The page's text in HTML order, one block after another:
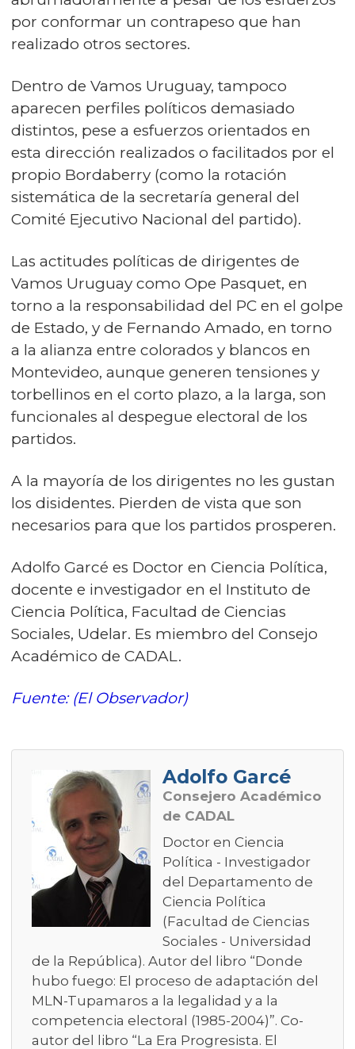
por conformar un contrapeso que han
realizado otros sectores.
Dentro de Vamos Uruguay, tampoco
aparecen perfiles políticos demasiado
distintos, pese a esfuerzos orientados en
esta dirección realizados o facilitados por el
propio Bordaberry (como la rotación
sistemática de la secretaría general del
Comité Ejecutivo Nacional del partido).
Las actitudes políticas de dirigentes de
Vamos Uruguay como Ope Pasquet, en
torno a la responsabilidad del PC en el golpe
de Estado, y de Fernando Amado, en torno
a la alianza entre colorados y blancos en
Montevideo, aunque generen tensiones y
torbellinos en el corto plazo, a la larga, son
funcionales al despegue electoral de los
partidos.
A la mayoría de los dirigentes no les gustan
los disidentes. Pierden de vista que son
necesarios para que los partidos prosperen.
Adolfo Garcé es Doctor en Ciencia Política,
docente e investigador en el Instituto de
Ciencia Política, Facultad de Ciencias
Sociales, Udelar. Es miembro del Consejo
Académico de CADAL.
Fuente: (El Observador)
Adolfo Garcé
Consejero Académico
de CADAL
Doctor en Ciencia
Política - Investigador
del Departamento de
Ciencia Política
(Facultad de Ciencias
Sociales - Universidad
de la República). Autor del libro “Donde
hubo fuego: El proceso de adaptación del
MLN-Tupamaros a la legalidad y a la
competencia electoral (1985-2004)”. Co-
autor del libro “La Era Progresista. El